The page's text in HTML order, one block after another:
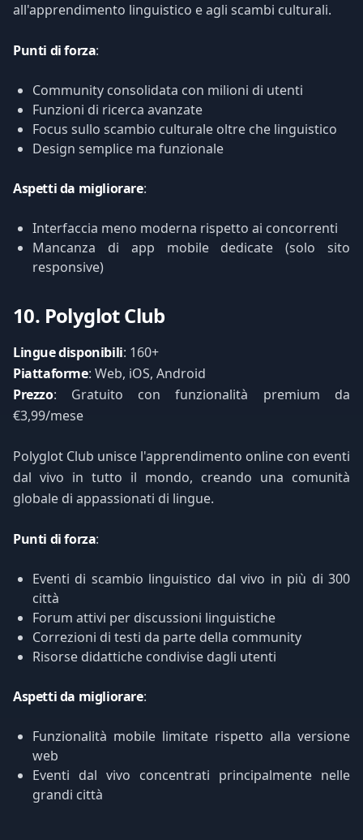
all'apprendimento linguistico e agli scambi culturali.
Punti di forza:
Community consolidata con milioni di utenti
Funzioni di ricerca avanzate
Focus sullo scambio culturale oltre che linguistico
Design semplice ma funzionale
Aspetti da migliorare:
Interfaccia meno moderna rispetto ai concorrenti
Mancanza di app mobile dedicate (solo sito
responsive)
10. Polyglot Club
Lingue disponibili: 160+
Piattaforme: Web, iOS, Android
Prezzo: Gratuito con funzionalità premium da
€3,99/mese
Polyglot Club unisce l'apprendimento online con eventi
dal vivo in tutto il mondo, creando una comunità
globale di appassionati di lingue.
Punti di forza:
Eventi di scambio linguistico dal vivo in più di 300
città
Forum attivi per discussioni linguistiche
Correzioni di testi da parte della community
Risorse didattiche condivise dagli utenti
Aspetti da migliorare:
Funzionalità mobile limitate rispetto alla versione
web
Eventi dal vivo concentrati principalmente nelle
grandi città